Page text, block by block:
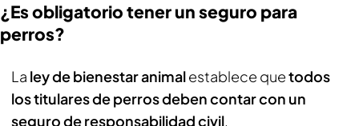
¿Es obligatorio tener un seguro para
perros?
La ley de bienestar animalestablece quetodos
los titulares de perros deben contar con un
seguro de responsabilidad civil,